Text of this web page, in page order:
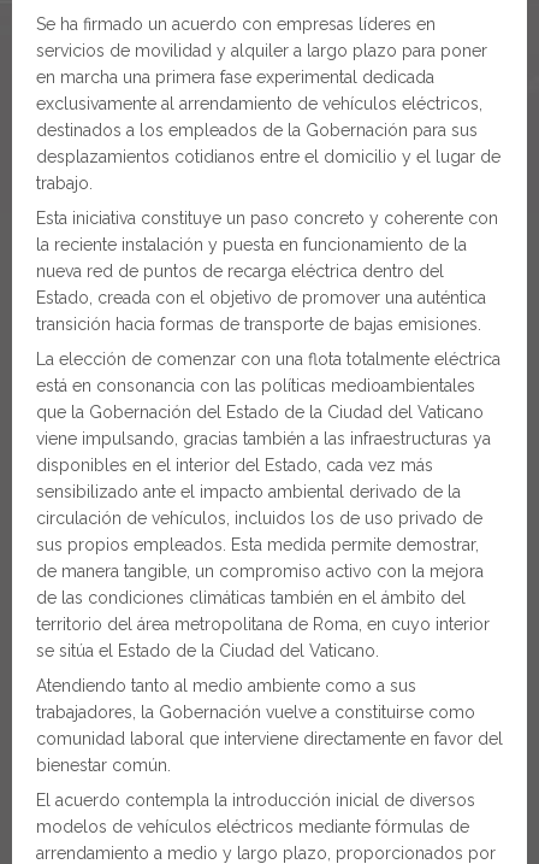
Se ha firmado un acuerdo con empresas líderes en
servicios de movilidad y alquiler a largo plazo para poner
en marcha una primera fase experimental dedicada
exclusivamente al arrendamiento de vehículos eléctricos,
destinados a los empleados de la Gobernación para sus
desplazamientos cotidianos entre el domicilio y el lugar de
trabajo.
Esta iniciativa constituye un paso concreto y coherente con
la reciente instalación y puesta en funcionamiento de la
nueva red de puntos de recarga eléctrica dentro del
Estado, creada con el objetivo de promover una auténtica
transición hacia formas de transporte de bajas emisiones.
La elección de comenzar con una flota totalmente eléctrica
está en consonancia con las políticas medioambientales
que la Gobernación del Estado de la Ciudad del Vaticano
viene impulsando, gracias también a las infraestructuras ya
disponibles en el interior del Estado, cada vez más
sensibilizado ante el impacto ambiental derivado de la
circulación de vehículos, incluidos los de uso privado de
sus propios empleados. Esta medida permite demostrar,
de manera tangible, un compromiso activo con la mejora
de las condiciones climáticas también en el ámbito del
territorio del área metropolitana de Roma, en cuyo interior
se sitúa el Estado de la Ciudad del Vaticano.
Atendiendo tanto al medio ambiente como a sus
trabajadores, la Gobernación vuelve a constituirse como
comunidad laboral que interviene directamente en favor del
bienestar común.
El acuerdo contempla la introducción inicial de diversos
modelos de vehículos eléctricos mediante fórmulas de
arrendamiento a medio y largo plazo, proporcionados por